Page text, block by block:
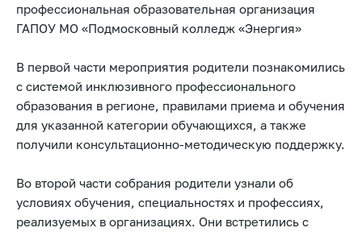
профессиональная образовательная организация
ГАПОУ МО «Подмосковный колледж «Энергия»
В первой части мероприятия родители познакомились
с системой инклюзивного профессионального
образования в регионе, правилами приема и обучения
для указанной категории обучающихся, а также
получили консультационно-методическую поддержку.
Во второй части собрания родители узнали об
условиях обучения, специальностях и профессиях,
реализуемых в организациях. Они встретились с